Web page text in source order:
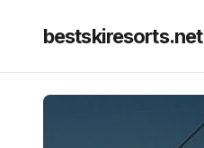
bestskiresorts.net